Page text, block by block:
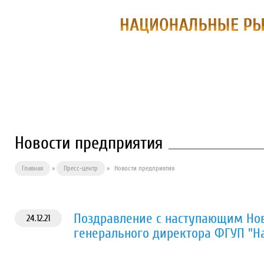
Новости предприятия
Главная » Пресс-центр » Новости предприятия
24.12.21
Поздравление с наступающим
генерального директора ФГУП